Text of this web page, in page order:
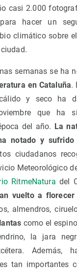
casi 2.000
hacer un
climático sobre
semanas se ha
en Cataluña.
cálido y seco ha
que ha
del año. La
notado y sufrido
ciudadanos
Meteorológico
RitmeNatura del
vuelto a
almendros,
como el
la jara
Además,
tan importantes